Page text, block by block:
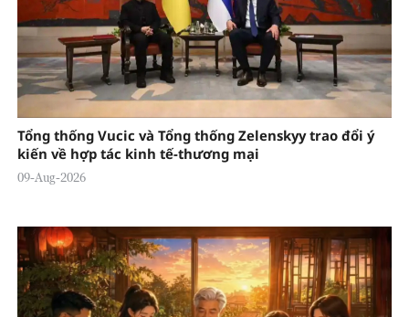
Tổng thống Vucic và Tổng thống Zelenskyy trao đổi ý
kiến về hợp tác kinh tế-thương mại
09-Aug-2026